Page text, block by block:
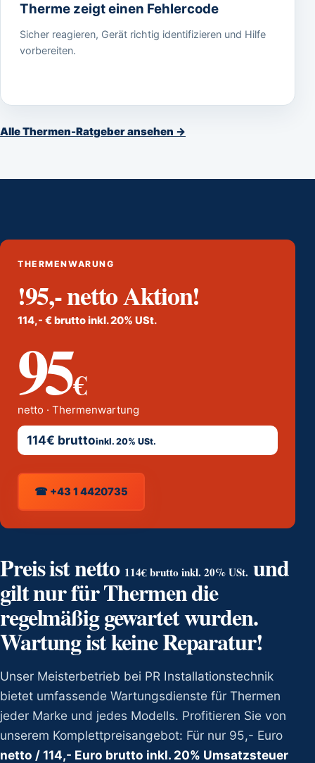
Therme zeigt einen Fehlercode
Sicher reagieren, Gerät richtig identifizieren und Hilfe
vorbereiten.
Alle Thermen-Ratgeber ansehen →
THERMENWARUNG
!95,- netto Aktion!
114,- € brutto inkl. 20% USt.
95€
netto · Thermenwartung
114€ bruttoinkl. 20% USt.
☎ +43 1 4420735
Preis ist netto 114€ brutto inkl. 20% USt. und
gilt nur für Thermen die
regelmäßig gewartet wurden.
Wartung ist keine Reparatur!
Unser Meisterbetrieb bei PR Installationstechnik
bietet umfassende Wartungsdienste für Thermen
jeder Marke und jedes Modells. Profitieren Sie von
unserem Komplettpreisangebot: Für nur 95,- Euro
netto / 114,- Euro brutto inkl. 20% Umsatzsteuer